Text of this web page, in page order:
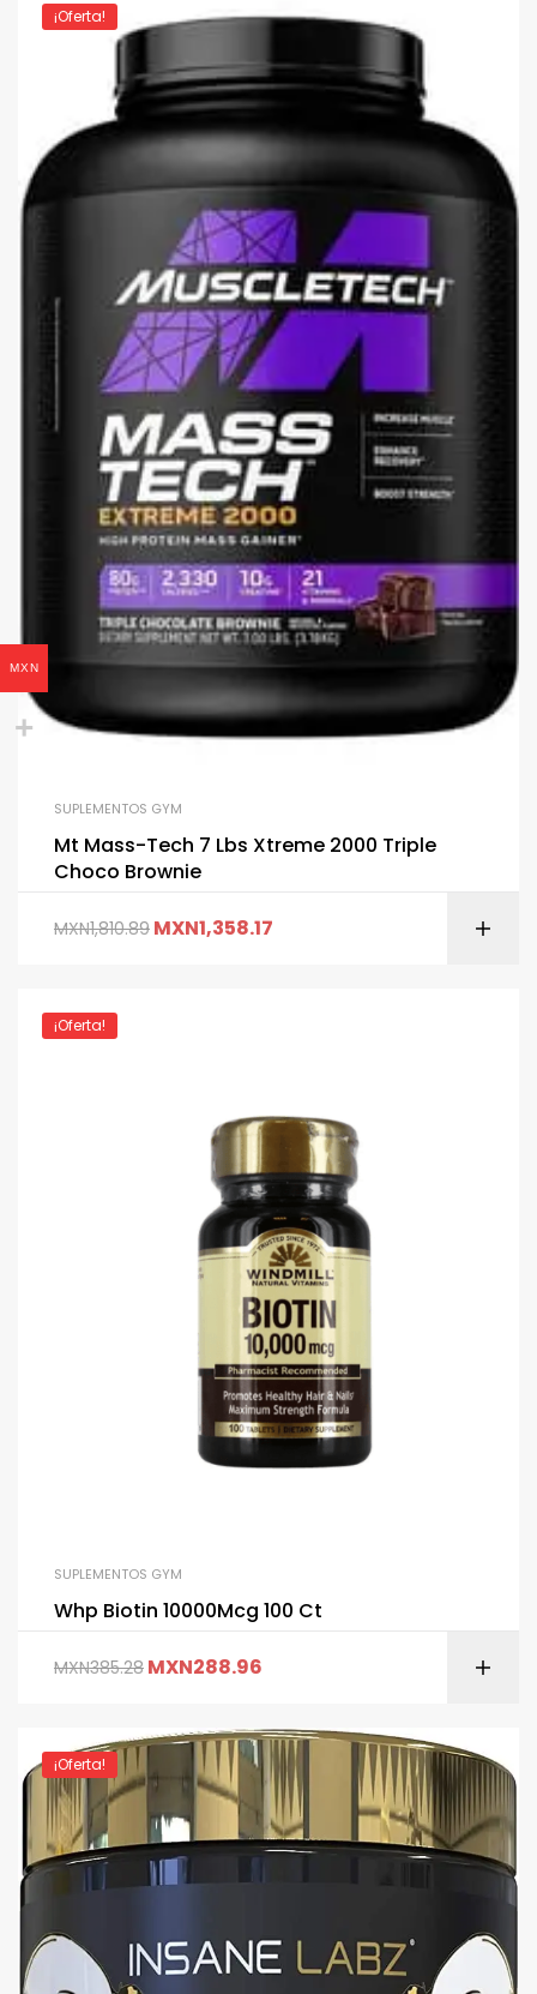
¡Oferta!
SUPLEMENTOS GYM
Mt Mass-Tech 7 Lbs Xtreme 2000 Triple
Choco Brownie
MXN1,810.89 MXN1,358.17
¡Oferta!
SUPLEMENTOS GYM
Whp Biotin 10000Mcg 100 Ct
MXN385.28 MXN288.96
¡Oferta!
MXN